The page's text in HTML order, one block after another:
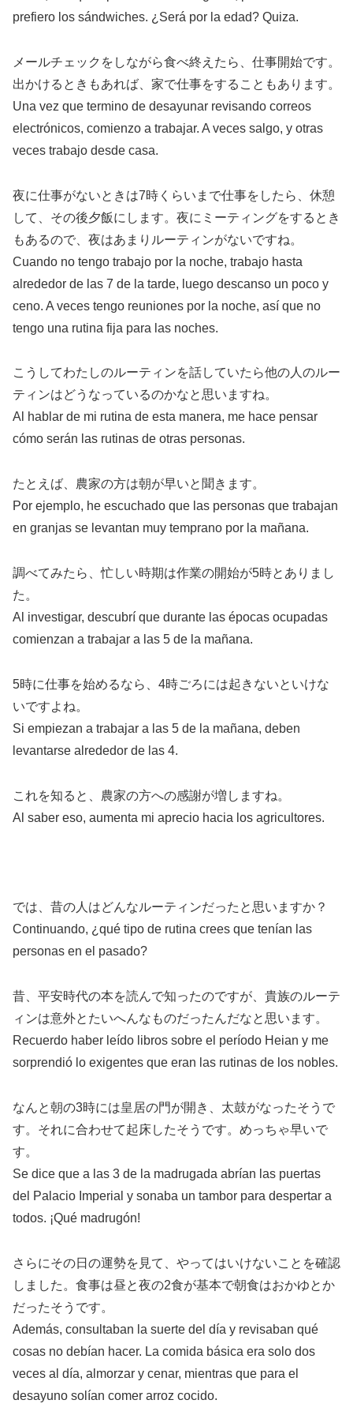
prefiero los sándwiches. ¿Será por la edad? Quiza.
メールチェックをしながら食べ終えたら、仕事開始です。
出かけるときもあれば、家で仕事をすることもあります。
Una vez que termino de desayunar revisando correos
electrónicos, comienzo a trabajar. A veces salgo, y otras
veces trabajo desde casa.
夜に仕事がないときは7時くらいまで仕事をしたら、休憩
して、その後夕飯にします。夜にミーティングをするとき
もあるので、夜はあまりルーティンがないですね。
Cuando no tengo trabajo por la noche, trabajo hasta
alrededor de las 7 de la tarde, luego descanso un poco y
ceno. A veces tengo reuniones por la noche, así que no
tengo una rutina fija para las noches.
こうしてわたしのルーティンを話していたら他の人のルー
ティンはどうなっているのかなと思いますね。
Al hablar de mi rutina de esta manera, me hace pensar
cómo serán las rutinas de otras personas.
たとえば、農家の方は朝が早いと聞きます。
Por ejemplo, he escuchado que las personas que trabajan
en granjas se levantan muy temprano por la mañana.
調べてみたら、忙しい時期は作業の開始が5時とありまし
た。
Al investigar, descubrí que durante las épocas ocupadas
comienzan a trabajar a las 5 de la mañana.
5時に仕事を始めるなら、4時ごろには起きないといけな
いですよね。
Si empiezan a trabajar a las 5 de la mañana, deben
levantarse alrededor de las 4.
これを知ると、農家の方への感謝が増しますね。
Al saber eso, aumenta mi aprecio hacia los agricultores.
では、昔の人はどんなルーティンだったと思いますか？
Continuando, ¿qué tipo de rutina crees que tenían las
personas en el pasado?
昔、平安時代の本を読んで知ったのですが、貴族のルーテ
ィンは意外とたいへんなものだったんだなと思います。
Recuerdo haber leído libros sobre el período Heian y me
sorprendió lo exigentes que eran las rutinas de los nobles.
なんと朝の3時には皇居の門が開き、太鼓がなったそうで
す。それに合わせて起床したそうです。めっちゃ早いで
す。
Se dice que a las 3 de la madrugada abrían las puertas
del Palacio Imperial y sonaba un tambor para despertar a
todos. ¡Qué madrugón!
さらにその日の運勢を見て、やってはいけないことを確認
しました。食事は昼と夜の2食が基本で朝食はおかゆとか
だったそうです。
Además, consultaban la suerte del día y revisaban qué
cosas no debían hacer. La comida básica era solo dos
veces al día, almorzar y cenar, mientras que para el
desayuno solían comer arroz cocido.